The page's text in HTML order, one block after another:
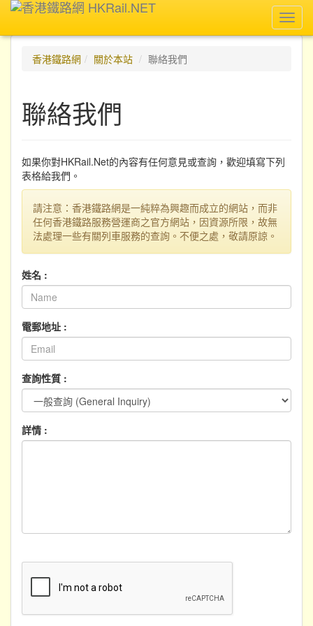
香港鐵路網
關於本站 聯絡我們
聯絡我們
如果你對HKRail.Net的內容有任何意見或查詢，歡迎填寫下列
表格給我們。
請注意：香港鐵路網是一純粹為興趣而成立的網站，而非
任何香港鐵路服務營運商之官方網站，因資源所限，故無
法處理一些有關列車服務的查詢。不便之處，敬請原諒。
姓名 :
電郵地址 :
查詢性質 :
詳情 :